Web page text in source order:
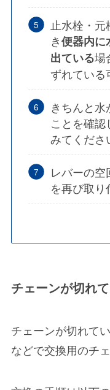
止水栓・
き便器内に
出ている場
ずれている
きちんと
ことを確
みてくださ
レバーの
を再び取り
チェーンが切れ
チェーンが切れて
などで交換用のチ